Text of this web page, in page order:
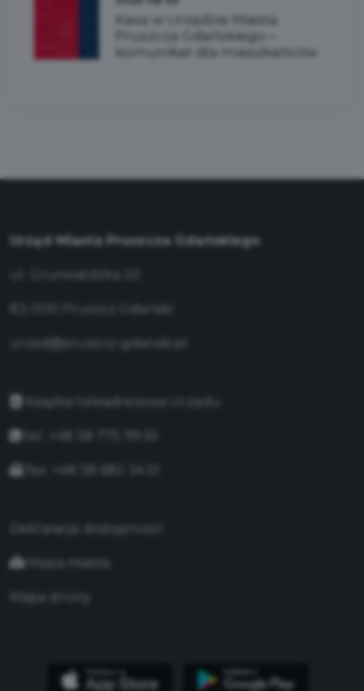
Kasa w Urzędzie Miasta
Pruszcza Gdańskiego –
komunikat dla mieszkańców
Urząd Miasta Pruszcza Gdańskiego
urzad@pruszcz-gdanski.pl
Książka teleadresowa Urzędu
Deklaracja dostępności
Mapa miasta
Mapa strony